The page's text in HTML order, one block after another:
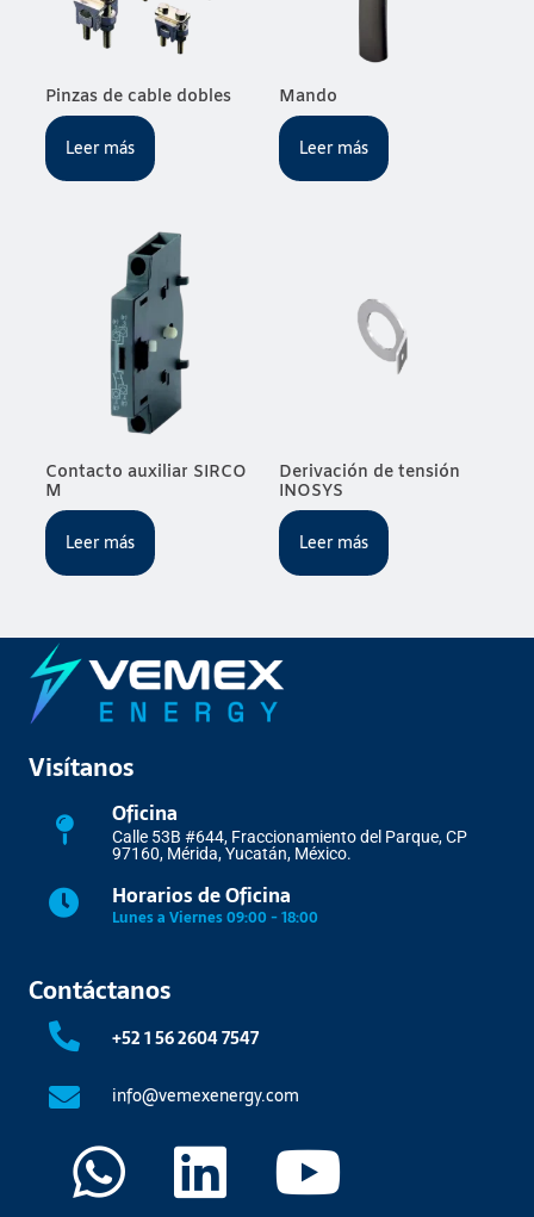
Pinzas de cable dobles
Leer más
Mando
Leer más
Contacto auxiliar SIRCO
M
Leer más
Derivación de tensión
INOSYS
Leer más
Visítanos
Oficina
Calle 53B #644, Fraccionamiento del Parque, CP
97160, Mérida, Yucatán, México.
Horarios de Oficina
Lunes a Viernes 09:00 - 18:00
Contáctanos
+52 1 56 2604 7547
info@vemexenergy.com